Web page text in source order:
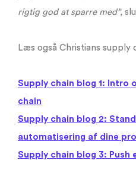
rigtig god at sparre med”,
Læs også Christians supply
Supply chain blog 1: Intro
chain
Supply chain blog 2:
automatisering af dine
Supply chain blog 3: Push